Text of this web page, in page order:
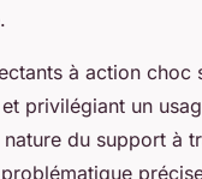
à action
privilégiant un
du support à